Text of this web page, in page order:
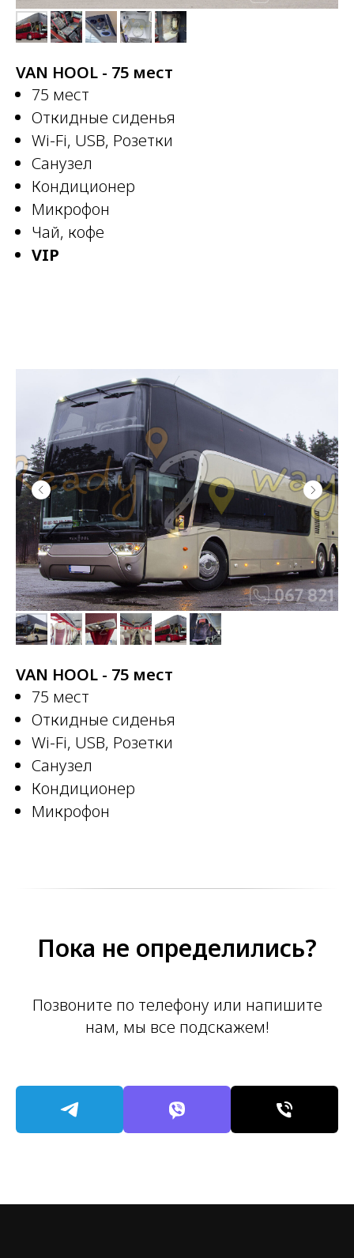
VAN HOOL - 75 мест
75 мест
Откидные сиденья
Wi-Fi, USB, Розетки
Санузел
Кондиционер
Микрофон
Чай, кофе
VIP
VAN HOOL - 75 мест
75 мест
Откидные сиденья
Wi-Fi, USB, Розетки
Санузел
Кондиционер
Микрофон
Пока не определились?
Позвоните по телефону или напишите
нам, мы все подскажем!